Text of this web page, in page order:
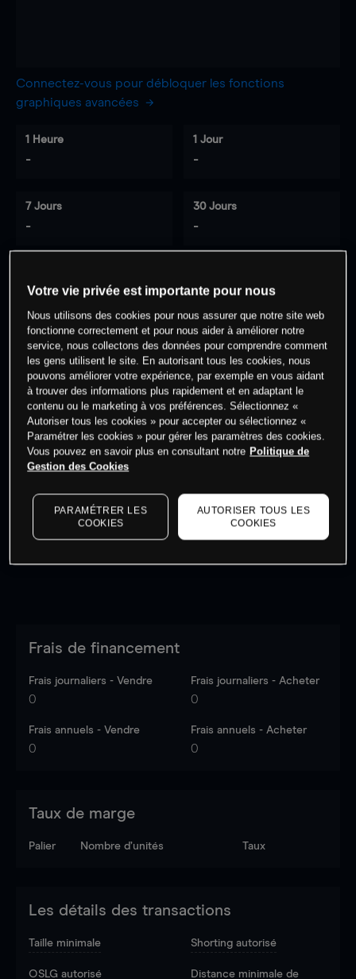
Connectez-vous pour débloquer les fonctions
graphiques avancées
1 Heure
-
1 Jour
-
7 Jours
-
30 Jours
-
0% des clients ont une position à
cet actif
Commencez à trader
Les prix sont indicatifs.
market data
Frais de financement
Frais journaliers - Vendre
0
Frais journaliers - Acheter
0
Frais annuels - Vendre
0
Frais annuels - Acheter
0
Taux de marge
Palier Nombre d’unités Taux
Les détails des transactions
Taille minimale Shorting autorisé
OSLG autorisé
Distance minimale de
Votre vie privée est importante pour nous
Nous utilisons des cookies pour nous assurer que notre site web
fonctionne correctement et pour nous aider à améliorer notre
service, nous collectons des données pour comprendre comment
les gens utilisent le site. En autorisant tous les cookies, nous
pouvons améliorer votre expérience, par exemple en vous aidant
à trouver des informations plus rapidement et en adaptant le
contenu ou le marketing à vos préférences. Sélectionnez «
Autoriser tous les cookies » pour accepter ou sélectionnez «
Paramétrer les cookies » pour gérer les paramètres des cookies.
Vous pouvez en savoir plus en consultant notre Politique de
Gestion des Cookies
PARAMÉTRER LES
COOKIES
AUTORISER TOUS LES
COOKIES